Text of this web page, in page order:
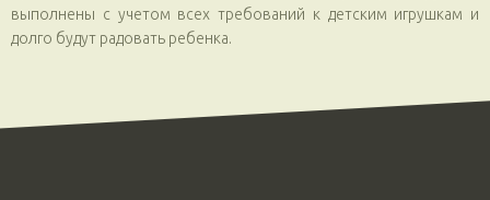
выполнены с учетом всех требований к детским игрушкам и
долго будут радовать ребенка.